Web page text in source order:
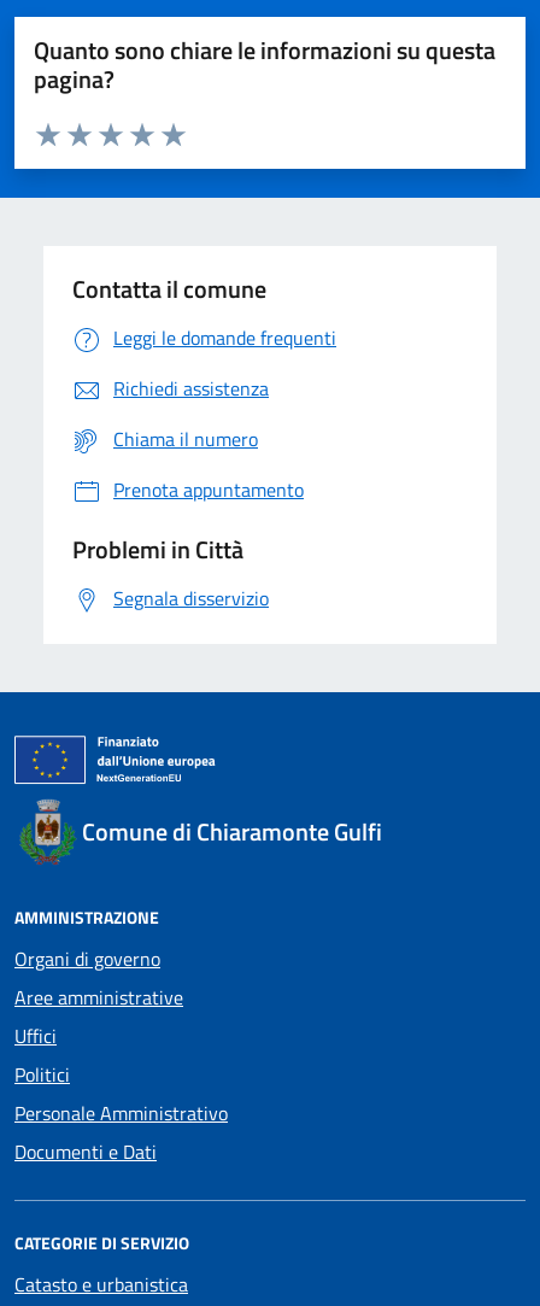
Quanto sono chiare le informazioni su questa
pagina?
Domanda
Valuta da 1 a 5 stelle la pagina
Valuta 5 stelle su 5
Valuta 4 stelle su 5
Valuta 3 stelle su 5
Valuta 2 stelle su 5
Valuta 1 stelle su 5
Contatta il comune
Leggi le domande frequenti
Richiedi assistenza
Chiama il numero
Prenota appuntamento
Problemi in Città
Segnala disservizio
Comune di Chiaramonte Gulfi
AMMINISTRAZIONE
Organi di governo
Aree amministrative
Uffici
Politici
Personale Amministrativo
Documenti e Dati
CATEGORIE DI SERVIZIO
Catasto e urbanistica